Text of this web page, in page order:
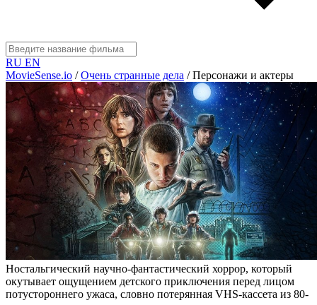
RU EN
MovieSense.io / Очень странные дела / Персонажи и актеры
Ностальгический научно-фантастический хоррор, который
окутывает ощущением детского приключения перед лицом
потустороннего ужаса, словно потерянная VHS-кассета из 80-